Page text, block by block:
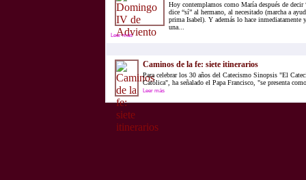
Hoy contemplamos como María después de
dice “sí” al hermano, al necesitado (marcha a
prima Isabel). Y además lo hace
una...
Leer más
Caminos de la fe: siete itinerarios
Para celebrar los 30 años del Catecismo Sinopsis "El
Católica", ha señalado el Papa Francisco, "se presenta
Leer más